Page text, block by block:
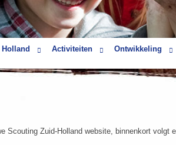
Activiteiten Ontwikkeling
Scouting Zuid-Holland website, binnenkort volgt